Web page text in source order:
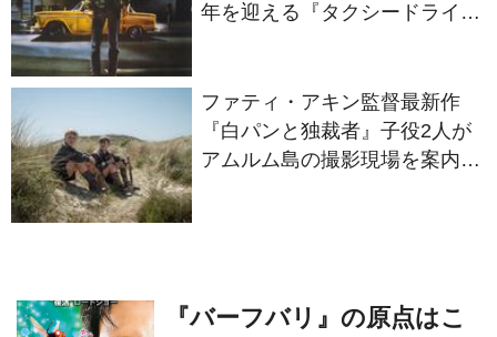
年を迎える『タクシードライバ
ファティ・アキン監督最新作
『白パンと独裁者』子役2人が
アムルム島の撮影現場を案内！
『バーフバリ』の原点はこ